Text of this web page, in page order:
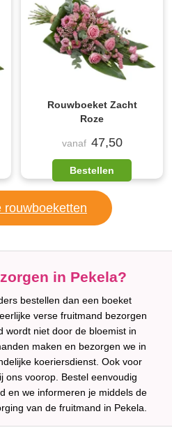
Rouwboeket Zacht
Roze
vanaf 47,50
Bestellen
rouwboeketten
in Pekela?
bestellen dan een boeket
verse fruitmand bezorgen
wordt niet door de bloemist in
maken en bezorgen we in
koeriersdienst. Ook voor
ons voorop. Bestel eenvoudig
en we informeren je middels de
van de fruitmand in Pekela.